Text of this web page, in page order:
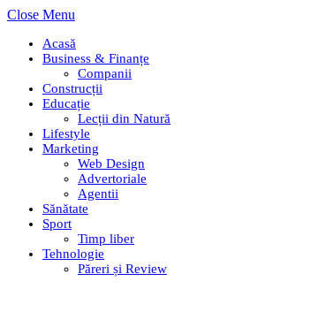
Close Menu
Acasă
Business & Finanțe
Companii
Construcții
Educație
Lecții din Natură
Lifestyle
Marketing
Web Design
Advertoriale
Agentii
Sănătate
Sport
Timp liber
Tehnologie
Păreri și Review